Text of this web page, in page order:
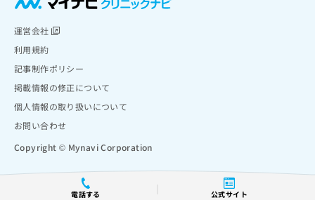
電話する 公式サイト
運営会社
利用規約
記事制作ポリシー
掲載情報の修正について
個人情報の取り扱いについて
お問い合わせ
Copyright © Mynavi Corporation